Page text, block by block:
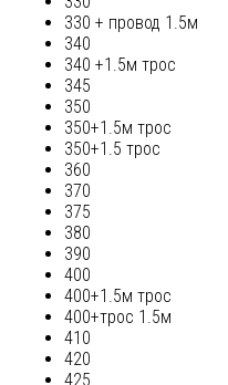
330 + провод 1.5м
340
340 +1.5м трос
345
350
350+1.5м трос
350+1.5 трос
360
370
375
380
390
400
400+1.5м трос
400+трос 1.5м
410
420
425